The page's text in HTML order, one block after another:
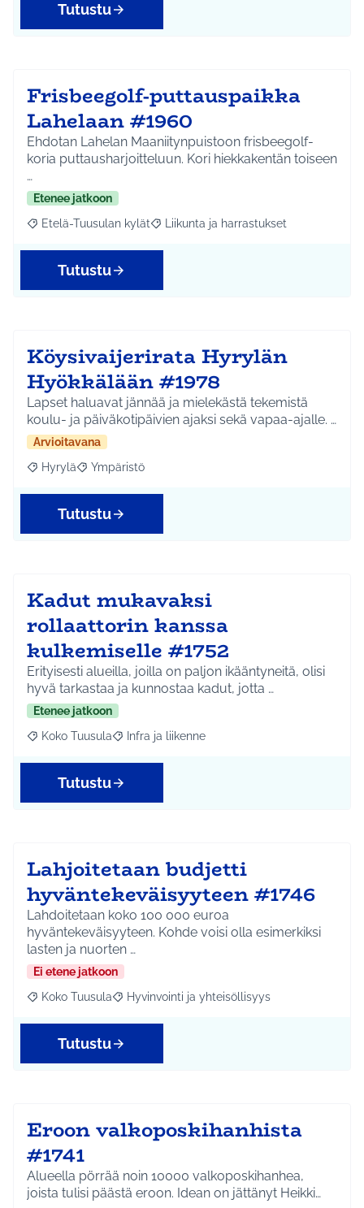
Tutustu
Frisbeegolf-puttauspaikka
Lahelaan #1960
Ehdotan Lahelan Maaniitynpuistoon frisbeegolf-
koria puttausharjoitteluun. Kori hiekkakentän toiseen
…
Etenee jatkoon
Rajaa tulokset aihepiirin mukaan: Etelä-Tuusulan kylät
Etelä-Tuusulan kylät Rajaa tulokset teeman mukaan:
Liikunta ja harrastukset
Tutustu
Köysivaijerirata Hyrylän
Hyökkälään #1978
Lapset haluavat jännää ja mielekästä tekemistä
koulu- ja päiväkotipäivien ajaksi sekä vapaa-ajalle. …
Arvioitavana
Rajaa tulokset aihepiirin mukaan: Hyrylä
Hyrylä Rajaa tulokset teeman mukaan: Ympäristö
Ympäristö
Tutustu
Kadut mukavaksi
rollaattorin kanssa
kulkemiselle #1752
Erityisesti alueilla, joilla on paljon ikääntyneitä, olisi
hyvä tarkastaa ja kunnostaa kadut, jotta …
Etenee jatkoon
Rajaa tulokset aihepiirin mukaan: Koko Tuusula
Koko Tuusula Rajaa tulokset teeman mukaan: Infra ja liikenne
Infra ja liikenne
Tutustu
Lahjoitetaan budjetti
hyväntekeväisyyteen #1746
Lahdoitetaan koko 100 000 euroa
hyväntekeväisyyteen. Kohde voisi olla esimerkiksi
lasten ja nuorten …
Ei etene jatkoon
Rajaa tulokset aihepiirin mukaan: Koko Tuusula
Koko Tuusula Rajaa tulokset teeman mukaan: Hyvinvointi ja
Hyvinvointi ja yhteisöllisyys
Tutustu
Eroon valkoposkihanhista
#1741
Alueella pörrää noin 10000 valkoposkihanhea,
joista tulisi päästä eroon. Idean on jättänyt Heikki…